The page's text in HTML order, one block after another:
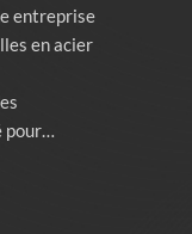
entreprise
en acier
pour